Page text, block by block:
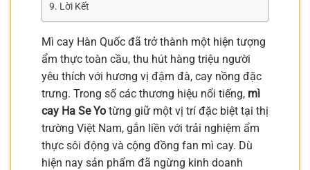
Lời Kết
Mì cay Hàn Quốc đã trở thành một hiện tượng
ẩm thực toàn cầu, thu hút hàng triệu người
yêu thích với hương vị đậm đà, cay nồng đặc
trưng. Trong số các thương hiệu nổi tiếng, mì
cay Ha Se Yo từng giữ một vị trí đặc biệt tại thị
trường Việt Nam, gắn liền với trải nghiệm ẩm
thực sôi động và cộng đồng fan mì cay. Dù
hiện nay sản phẩm đã ngừng kinh doanh